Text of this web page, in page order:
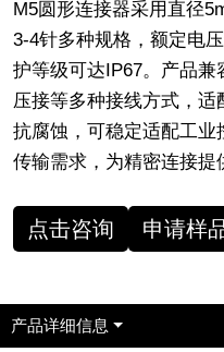
M5圆形连接器采用直径
3-4针多种规格，额定电
护等级可达IP67。产品兼
压接等多种接线方式，
抗腐蚀，可稳定适配工
传输需求，为精密连接提
点击咨询 申请样
产品详细信息